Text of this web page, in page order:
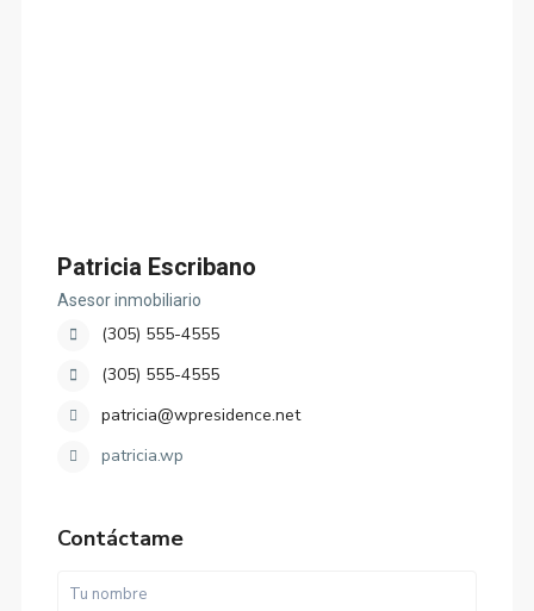
Patricia Escribano
Asesor inmobiliario
(305) 555-4555
(305) 555-4555
patricia@wpresidence.net
patricia.wp
Contáctame